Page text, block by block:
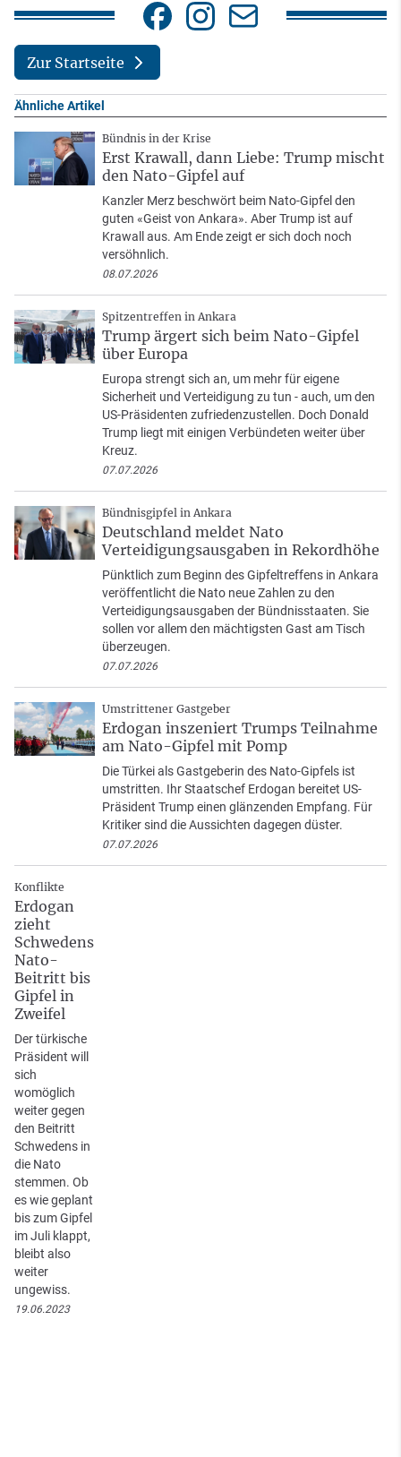
Zur Startseite
Ähnliche Artikel
Bündnis in der Krise
Erst Krawall, dann Liebe: Trump mischt
den Nato-Gipfel auf
Kanzler Merz beschwört beim Nato-Gipfel den
guten «Geist von Ankara». Aber Trump ist auf
Krawall aus. Am Ende zeigt er sich doch noch
versöhnlich.
08.07.2026
Spitzentreffen in Ankara
Trump ärgert sich beim Nato-Gipfel
über Europa
Europa strengt sich an, um mehr für eigene
Sicherheit und Verteidigung zu tun - auch, um den
US-Präsidenten zufriedenzustellen. Doch Donald
Trump liegt mit einigen Verbündeten weiter über
Kreuz.
07.07.2026
Bündnisgipfel in Ankara
Deutschland meldet Nato
Verteidigungsausgaben in Rekordhöhe
Pünktlich zum Beginn des Gipfeltreffens in Ankara
veröffentlicht die Nato neue Zahlen zu den
Verteidigungsausgaben der Bündnisstaaten. Sie
sollen vor allem den mächtigsten Gast am Tisch
überzeugen.
07.07.2026
Umstrittener Gastgeber
Erdogan inszeniert Trumps Teilnahme
am Nato-Gipfel mit Pomp
Die Türkei als Gastgeberin des Nato-Gipfels ist
umstritten. Ihr Staatschef Erdogan bereitet US-
Präsident Trump einen glänzenden Empfang. Für
Kritiker sind die Aussichten dagegen düster.
07.07.2026
Konflikte
Erdogan
zieht
Schwedens
Nato-
Beitritt bis
Gipfel in
Zweifel
Der türkische
Präsident will
sich
womöglich
weiter gegen
den Beitritt
Schwedens in
die Nato
stemmen. Ob
es wie geplant
bis zum Gipfel
im Juli klappt,
bleibt also
weiter
ungewiss.
19.06.2023